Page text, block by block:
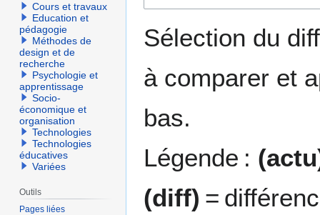
navigation
recherche
Sélection du
à comparer et
bas.
Légende :
(diff) =
Cours et travaux
Education et
pédagogie
Méthodes de
design et de
recherche
Psychologie et
apprentissage
Socio-
économique et
organisation
Technologies
Technologies
éducatives
Variées
Outils
Pages liées